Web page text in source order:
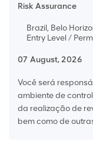
Risk Assurance
Brazil, Belo
Entry Level /
07 August, 2026
Você será
ambiente de
da realização de
bem como de